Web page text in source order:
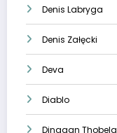
Denis Labryga
Denis Załęcki
Deva
Diablo
Dingaan Thobela